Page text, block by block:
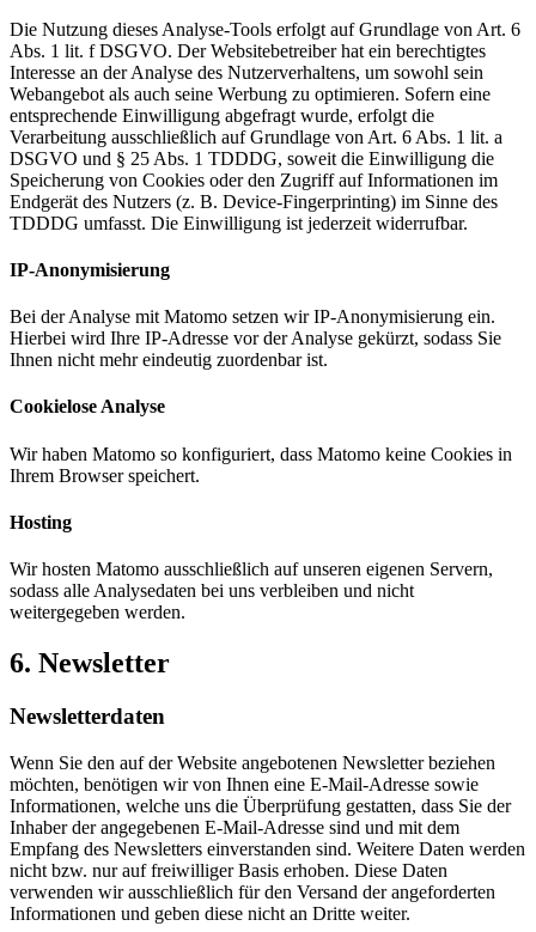
Die Nutzung dieses Analyse-Tools erfolgt auf Grundlage von Art. 6
Abs. 1 lit. f DSGVO. Der Websitebetreiber hat ein berechtigtes
Interesse an der Analyse des Nutzerverhaltens, um sowohl sein
Webangebot als auch seine Werbung zu optimieren. Sofern eine
entsprechende Einwilligung abgefragt wurde, erfolgt die
Verarbeitung ausschließlich auf Grundlage von Art. 6 Abs. 1 lit. a
DSGVO und § 25 Abs. 1 TDDDG, soweit die Einwilligung die
Speicherung von Cookies oder den Zugriff auf Informationen im
Endgerät des Nutzers (z. B. Device-Fingerprinting) im Sinne des
TDDDG umfasst. Die Einwilligung ist jederzeit widerrufbar.
IP-Anonymisierung
Bei der Analyse mit Matomo setzen wir IP-Anonymisierung ein.
Hierbei wird Ihre IP-Adresse vor der Analyse gekürzt, sodass Sie
Ihnen nicht mehr eindeutig zuordenbar ist.
Cookielose Analyse
Wir haben Matomo so konfiguriert, dass Matomo keine Cookies in
Ihrem Browser speichert.
Hosting
Wir hosten Matomo ausschließlich auf unseren eigenen Servern,
sodass alle Analysedaten bei uns verbleiben und nicht
weitergegeben werden.
6. Newsletter
Newsletter­daten
Wenn Sie den auf der Website angebotenen Newsletter beziehen
möchten, benötigen wir von Ihnen eine E-Mail-Adresse sowie
Informationen, welche uns die Überprüfung gestatten, dass Sie der
Inhaber der angegebenen E-Mail-Adresse sind und mit dem
Empfang des Newsletters einverstanden sind. Weitere Daten werden
nicht bzw. nur auf freiwilliger Basis erhoben. Diese Daten
verwenden wir ausschließlich für den Versand der angeforderten
Informationen und geben diese nicht an Dritte weiter.